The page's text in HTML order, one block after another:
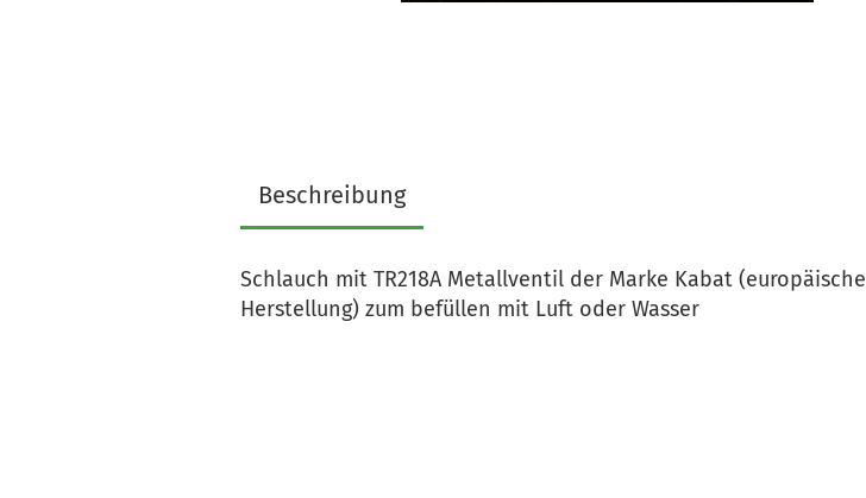
Beschreibung
Schlauch mit TR218A Metallventil der Marke Kabat (europäische
Herstellung) zum befüllen mit Luft oder Wasser